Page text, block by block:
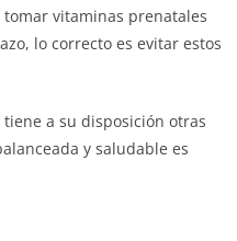
vitaminas prenatales
lo correcto es evitar estos
a su disposición otras
y saludable es